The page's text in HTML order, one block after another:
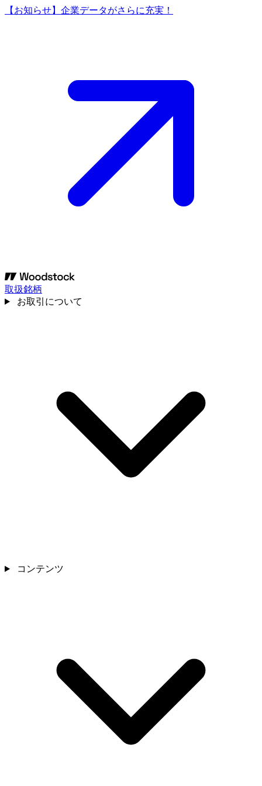
【お知らせ】企業データがさらに充実！
取扱銘柄
お取引について
コンテンツ